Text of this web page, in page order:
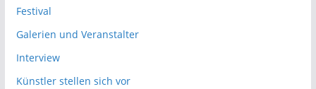
Festival
Galerien und Veranstalter
Interview
Künstler stellen sich vor